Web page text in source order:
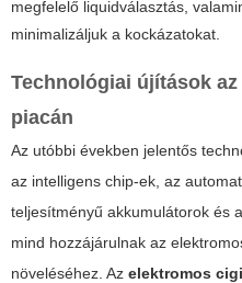
megfelelő liquidválasztás,
minimalizáljuk a kockázatokat.
Technológiai újítások az
piacán
Az utóbbi években jelentős
az intelligens chip-ek, az
teljesítményű akkumulátorok és
mind hozzájárulnak az
növeléséhez. Az elektromos